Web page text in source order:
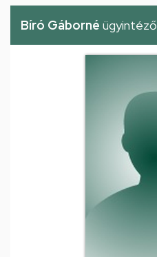
Bíró Gáborné ügyintéző